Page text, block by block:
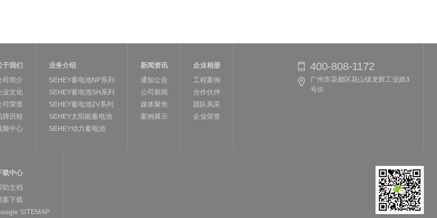
于我们
司简介
业文化
司荣誉
牌历程
频中心
业务介绍
SEHEY蓄电池NP系列
SEHEY蓄电池SH系列
SEHEY蓄电池2V系列
SEHEY太阳能蓄电池
SEHEY动力蓄电池
新闻资讯
通知公告
公司新闻
媒体聚焦
案例展示
企业相册
工程案例
合作伙伴
团队风采
企业荣誉
载中心
助文档
案下载
SITEMAP
400-808-1172
广州市花都区花山镇龙辉工业路3
号街